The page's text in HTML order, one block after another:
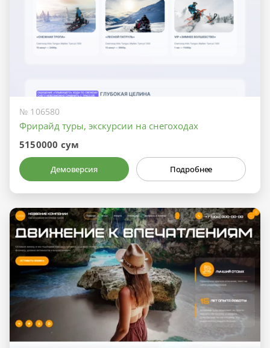
№ 106580
Фрирайд туры, экскурсии на снегоходах
5150000 сум
Демоверсия Подробнее